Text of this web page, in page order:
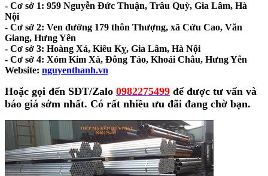
- Cơ sở 1: 959 Nguyễn Đức Thuận, Trâu Quỳ, Gia Lâm, Hà
Nội
- Cơ sở 2: Ven đường 179 thôn Thượng, xã Cửu Cao, Văn
Giang, Hưng Yên
- Cơ sở 3: Hoàng Xá, Kiêu Kỵ, Gia Lâm, Hà Nội
- Cơ sở 4: Xóm Kim Xà, Đông Tảo, Khoái Châu, Hưng Yên
Website: nguyenthanh.vn
Hoặc gọi đến SĐT/Zalo 0982275499 để được tư vấn và
báo giá sớm nhất. Có rất nhiều ưu đãi đang chờ bạn.